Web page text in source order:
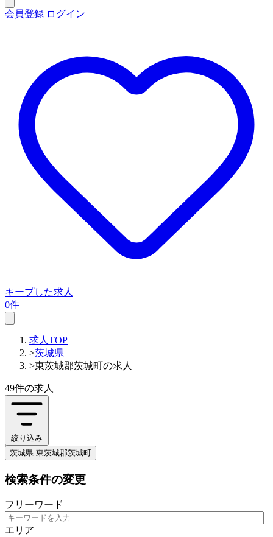
会員登録 ログイン
キープした求人
0件
求人TOP
>茨城県
>東茨城郡茨城町の求人
49件の求人
絞り込み
茨城県 東茨城郡茨城町
検索条件の変更
フリーワード
エリア